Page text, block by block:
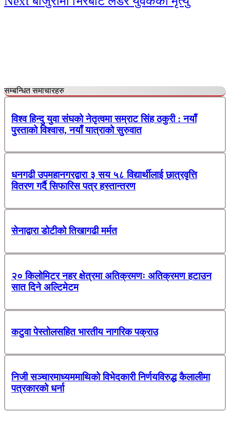
सम्बन्धित समाचारहरु
विश्व हिन्दु युवा संघको नेतृत्वमा सम्राट सिंह ठकुरी : नयाँ
पुस्ताको विश्वास, नयाँ यात्राको सुरुवात
धनगढी उपमहानगरद्वारा ३ सय ५८ विद्यार्थीलाई छात्रवृत्ति
वितरण गर्दै सिफारिस पत्र हस्तान्तरण
सेनाद्वारा डोटीको तिखागढी मर्मत
२० किलोमिटर नहर क्षेत्रमा अतिक्रमणः अतिक्रमण हटाउन
सात दिने अल्टिमेटम
कटुवा पेस्तोलसहित भारतीय नागरिक पक्राउ
निजी सञ्चारमाध्यममाथिको विभेदकारी निर्णयविरुद्ध कैलालीमा
पत्रकारको धर्ना